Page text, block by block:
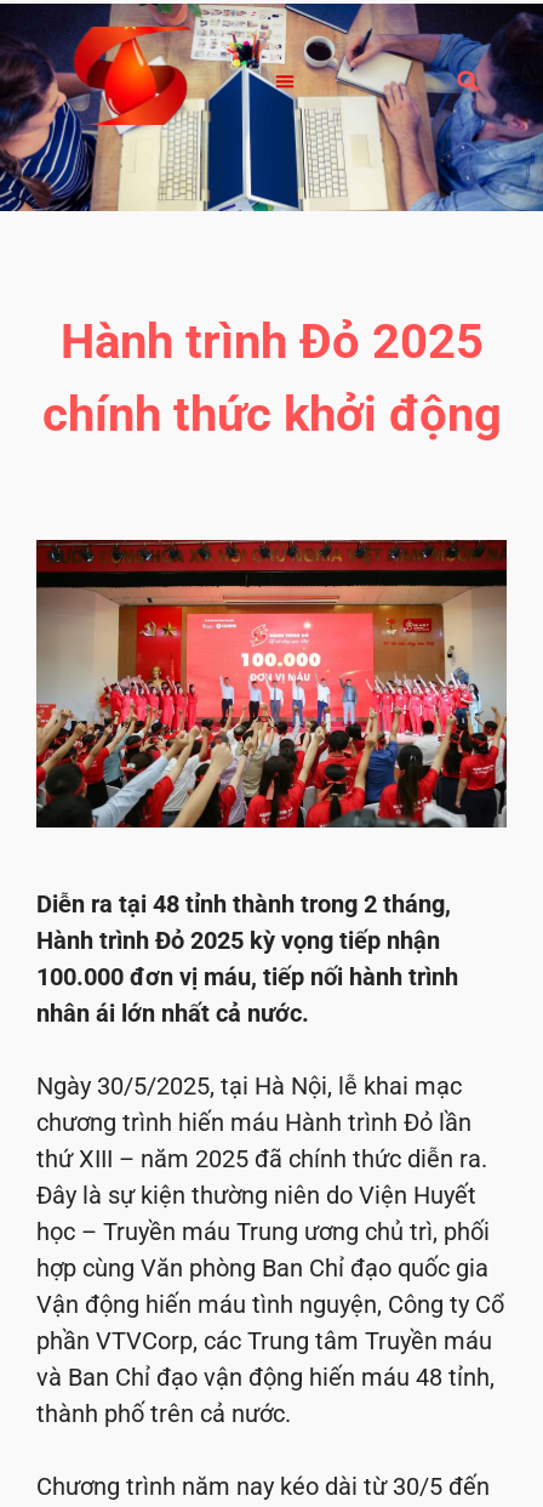
Hành trình Đỏ 2025
chính thức khởi động
Diễn ra tại 48 tỉnh thành trong 2 tháng,
Hành trình Đỏ 2025 kỳ vọng tiếp nhận
100.000 đơn vị máu, tiếp nối hành trình
nhân ái lớn nhất cả nước.
Ngày 30/5/2025, tại Hà Nội, lễ khai mạc
chương trình hiến máu Hành trình Đỏ lần
thứ XIII – năm 2025 đã chính thức diễn ra.
Đây là sự kiện thường niên do Viện Huyết
học – Truyền máu Trung ương chủ trì, phối
hợp cùng Văn phòng Ban Chỉ đạo quốc gia
Vận động hiến máu tình nguyện, Công ty Cổ
phần VTVCorp, các Trung tâm Truyền máu
và Ban Chỉ đạo vận động hiến máu 48 tỉnh,
thành phố trên cả nước.
Chương trình năm nay kéo dài từ 30/5 đến